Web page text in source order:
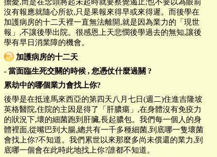
沒有報應就隨心所欲,只是果報來得早或來得遲。而後學在
加護病房的十二天裡一直無法離開,就是因為業力的「現世
報」,不讓後學出院。很感恩上天悲憫後學過去的無知,讓後
學有早日消業障的機會。
加護病房的十二天
- 當面臨生死交關的時候 , 您憑仗什麼過關 ?
累劫中的哪個業力會找上你?
後學是在抵達馬來西亞的第四天八月七日(週二)住進吉隆坡
英格醫院,住院的主因是得了「肝膿瘍」,在身體沒有免疫力
的狀況下,壞的細菌跑到肝臟,長起膿包。我們每一個人的身
體裡面,從嘴巴到大腸,總共有一千多種細菌,到底哪一隻壞菌
會找上你?不知道。我們累世以來那麼多尚未償還的業力,到
底哪一個會在此時此地找上你?誰都不知道。